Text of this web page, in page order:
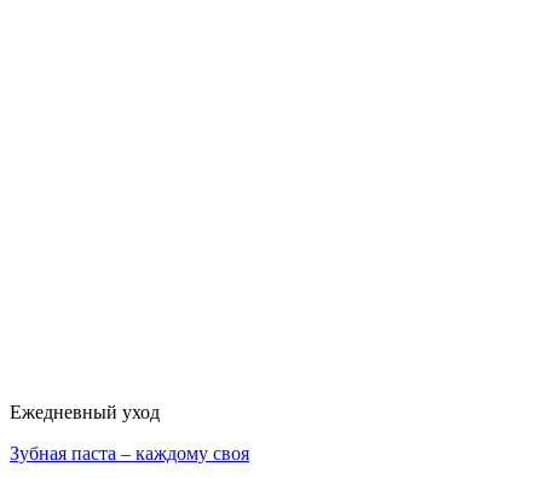
Ежедневный уход
Зубная паста – каждому своя